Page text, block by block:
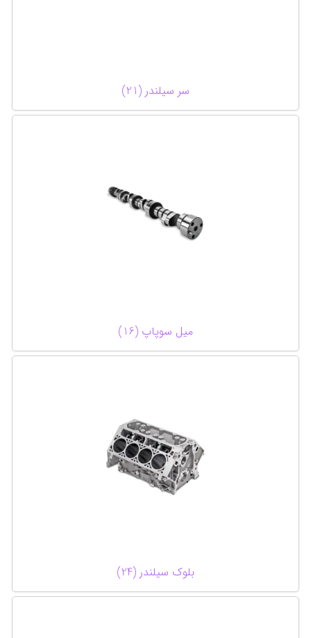
سر سیلندر (21)
میل سوپاپ (16)
بلوک سیلندر (24)